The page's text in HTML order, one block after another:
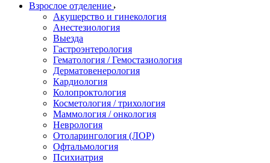
Взрослое отделение
Акушерство и гинекология
Анестезиология
Выезда
Гастроэнтерология
Гематология / Гемостазиология
Дерматовенерология
Кардиология
Колопроктология
Косметология / трихология
Маммология / онкология
Неврология
Отоларингология (ЛОР)
Офтальмология
Психиатрия